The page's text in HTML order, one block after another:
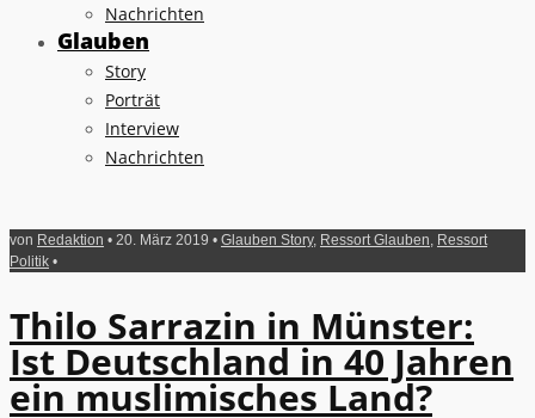
Nachrichten
Glauben
Story
Porträt
Interview
Nachrichten
von Redaktion • 20. März 2019 • Glauben Story, Ressort Glauben Ressort
Politik •
Thilo Sarrazin in Münster:
Ist Deutschland in 40 Jahren
ein muslimisches Land?